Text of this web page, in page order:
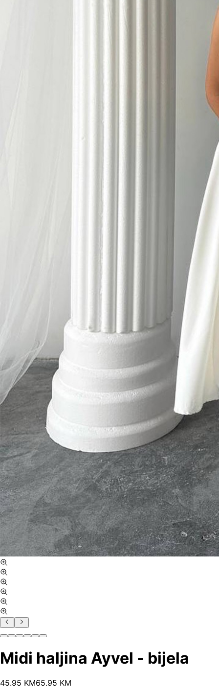
Midi haljina Ayvel - bijela
45.95 KM65.95 KM